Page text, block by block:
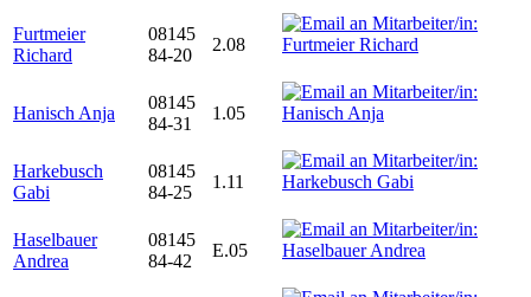
Furtmeier
Richard
08145
84-20
2.08
Hanisch Anja
08145
84-31
1.05
Harkebusch
Gabi
08145
84-25
1.11
Haselbauer
Andrea
08145
84-42
E.05